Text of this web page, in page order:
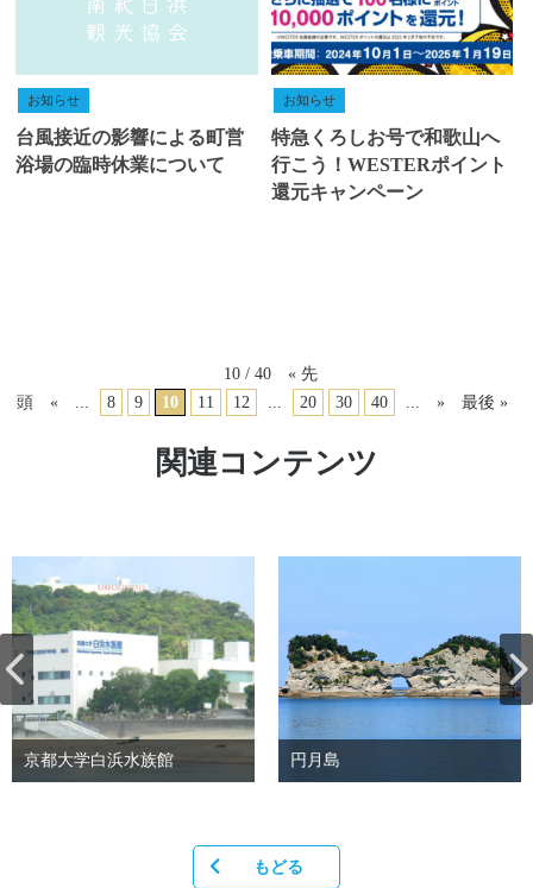
お知らせ
台風接近の影響による町営
浴場の臨時休業について
お知らせ
特急くろしお号で和歌山へ
行こう！WESTERポイント
還元キャンペーン
10 / 40
« 先
頭
« ... 8 9 10 11 12 ... 20 30 40 ... » 最後 »
関連コンテンツ
京都大学白浜水族館 円月島
もどる